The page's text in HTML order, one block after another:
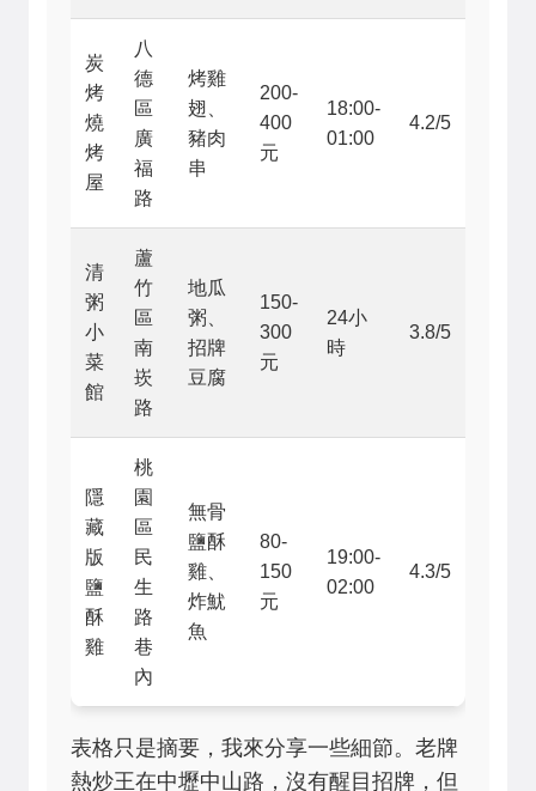
炭
烤
燒
烤
屋
八
德
區
廣
福
路
烤雞
翅、
豬肉
串
200-
400
元
18:00-
01:00
4.2/5
清
粥
小
菜
館
蘆
竹
區
南
崁
路
地瓜
粥、
招牌
豆腐
150-
300
元
24小
時
3.8/5
隱
藏
版
鹽
酥
雞
桃
園
區
民
生
路
巷
內
無骨
鹽酥
雞、
炸魷
魚
80-
150
元
19:00-
02:00
4.3/5
表格只是摘要，我來分享一些細節。老牌
熱炒王在中壢中山路，沒有醒目招牌，但